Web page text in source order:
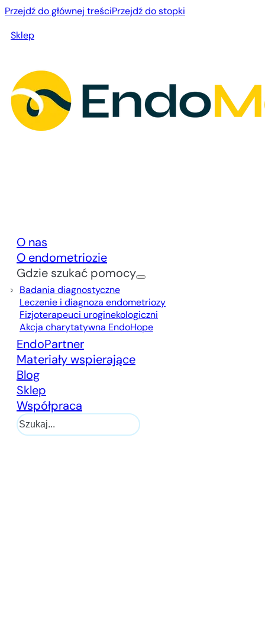
Przejdź do głównej treściPrzejdź do stopki
Sklep
O nas
O endometriozie
Gdzie szukać pomocy
Badania diagnostyczne
Leczenie i diagnoza endometriozy
Fizjoterapeuci uroginekologiczni
Akcja charytatywna EndoHope
EndoPartner
Materiały wspierające
Blog
Sklep
Współpraca
Szukaj